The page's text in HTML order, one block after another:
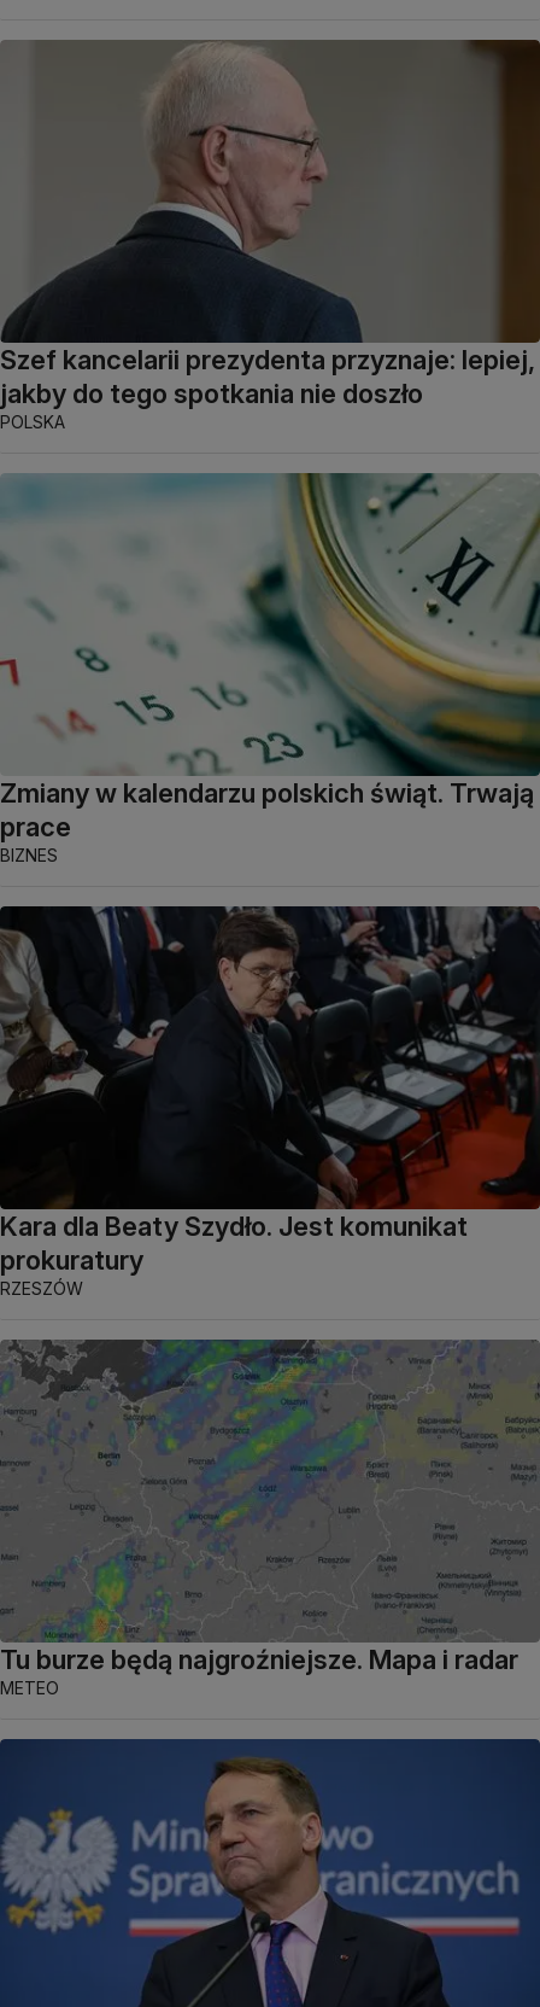
Szef kancelarii prezydenta przyznaje: lepiej,
jakby do tego spotkania nie doszło
POLSKA
Zmiany w kalendarzu polskich świąt. Trwają
prace
BIZNES
Kara dla Beaty Szydło. Jest komunikat
prokuratury
RZESZÓW
Tu burze będą najgroźniejsze. Mapa i radar
METEO